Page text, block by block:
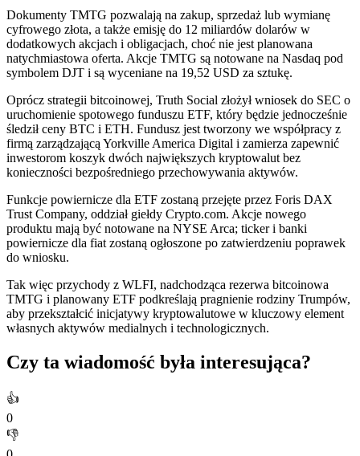
Dokumenty TMTG pozwalają na zakup, sprzedaż lub wymianę
cyfrowego złota, a także emisję do 12 miliardów dolarów w
dodatkowych akcjach i obligacjach, choć nie jest planowana
natychmiastowa oferta. Akcje TMTG są notowane na Nasdaq pod
symbolem DJT i są wyceniane na 19,52 USD za sztukę.
Oprócz strategii bitcoinowej, Truth Social złożył wniosek do SEC o
uruchomienie spotowego funduszu ETF, który będzie jednocześnie
śledził ceny BTC i ETH. Fundusz jest tworzony we współpracy z
firmą zarządzającą Yorkville America Digital i zamierza zapewnić
inwestorom koszyk dwóch największych kryptowalut bez
konieczności bezpośredniego przechowywania aktywów.
Funkcje powiernicze dla ETF zostaną przejęte przez Foris DAX
Trust Company, oddział giełdy Crypto.com. Akcje nowego
produktu mają być notowane na NYSE Arca; ticker i banki
powiernicze dla fiat zostaną ogłoszone po zatwierdzeniu poprawek
do wniosku.
Tak więc przychody z WLFI, nadchodząca rezerwa bitcoinowa
TMTG i planowany ETF podkreślają pragnienie rodziny Trumpów,
aby przekształcić inicjatywy kryptowalutowe w kluczowy element
własnych aktywów medialnych i technologicznych.
Czy ta wiadomość była interesująca?
👍
0
👎